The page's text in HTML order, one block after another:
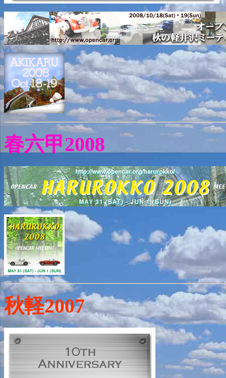
春六甲2008
秋軽2007